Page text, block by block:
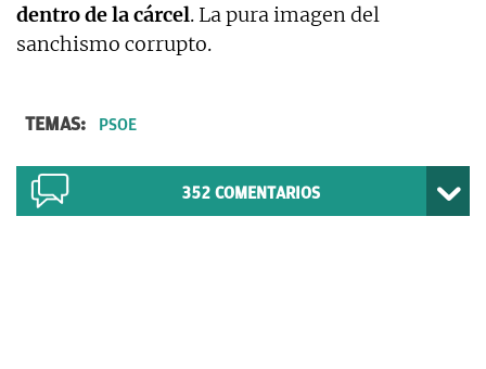
dentro de la cárcel. La pura imagen del
sanchismo corrupto.
TEMAS: PSOE
352 COMENTARIOS